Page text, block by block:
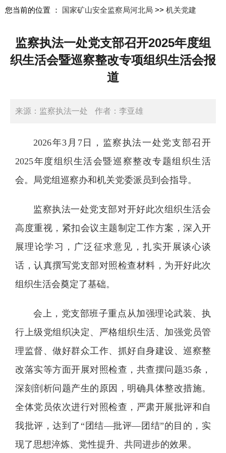
您当前的位置 ： 国家矿山安全监察局河北局 >> 机关党建
监察执法一处党支部召开2025年度组
织生活会暨巡察整改专项组织生活会报
道
来源：监察执法一处 作者：李亚雄
2026年3月7日，监察执法一处党支部召开
2025年度组织生活会暨巡察整改专题组织生活
会。局党组巡察办和机关党委派员到会指导。
监察执法一处党支部对开好此次组织生活会
高度重视，紧扣会议主题制定工作方案，深入开
展理论学习，广泛征求意见，扎实开展谈心谈
话，认真撰写党支部对照检查材料，为开好此次
组织生活会奠定了基础。
会上，党支部班子重点从加强理论武装、执
行上级党组织决定、严格组织生活、加强党员管
理监督、做好群众工作、抓好自身建设、巡察整
改落实等方面开展对照检查，共查摆问题35条，
深刻剖析问题产生的原因，明确具体整改措施。
全体党员依次进行对照检查，严肃开展批评和自
我批评，达到了“团结—批评—团结”的目的，实
现了思想淬炼、党性提升、共同进步的效果。